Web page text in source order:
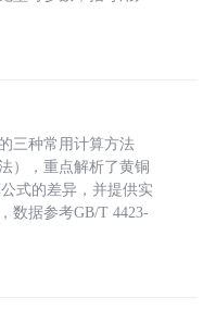
三种常用计算方法
），重点解析了黄铜
式的差异，并提供实
数据参考GB/T 4423-